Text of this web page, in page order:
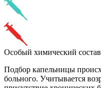
Особый химический
Подбор капельницы
больного. Учитывается